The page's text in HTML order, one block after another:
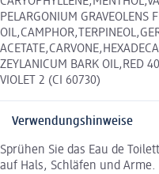
PELARGONIUM GRAVEOLENS
ZEYLANICUM BARK OIL,RED
VIOLET 2 (CI 60730)
Verwendungshinweise
Sprühen Sie das Eau de
auf Hals, Schläfen und Arme.